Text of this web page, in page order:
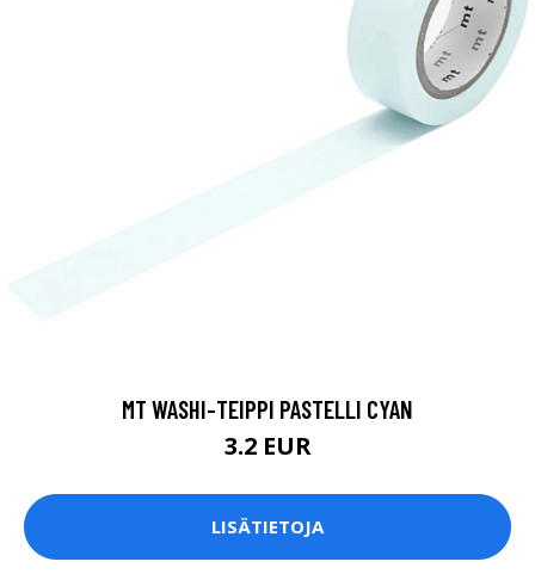
MT WASHI-TEIPPI PASTELLI CYAN
3.2 EUR
LISÄTIETOJA